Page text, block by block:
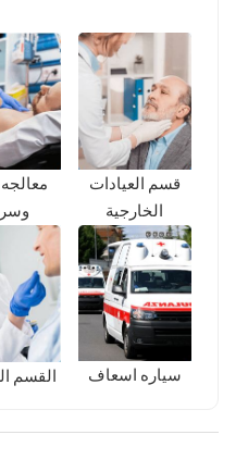
قسم العيادات
الخارجية
القسم سياره اسعاف